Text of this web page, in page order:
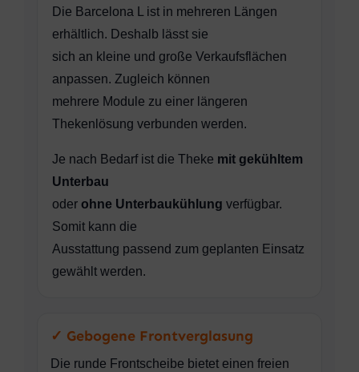
Die Barcelona L ist in mehreren Längen
erhältlich. Deshalb lässt sie
sich an kleine und große Verkaufsflächen
anpassen. Zugleich können
mehrere Module zu einer längeren
Thekenlösung verbunden werden.
Je nach Bedarf ist die Theke mit gekühltem
Unterbau
oder ohne Unterbaukühlung verfügbar.
Somit kann die
Ausstattung passend zum geplanten Einsatz
gewählt werden.
✓ Gebogene Frontverglasung
Die runde Frontscheibe bietet einen freien